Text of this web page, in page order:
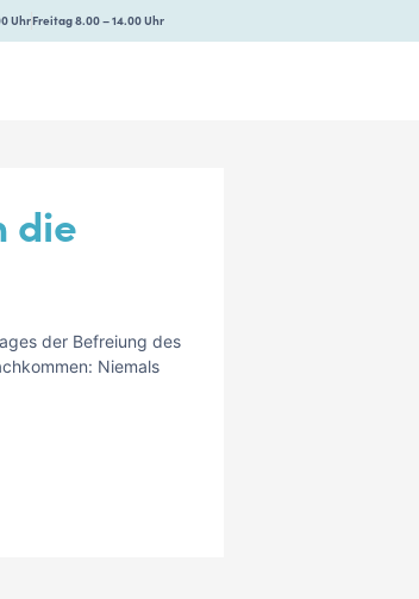
UhrFreitag 8.00 – 14.00 Uhr
die
der Befreiung des
Niemals